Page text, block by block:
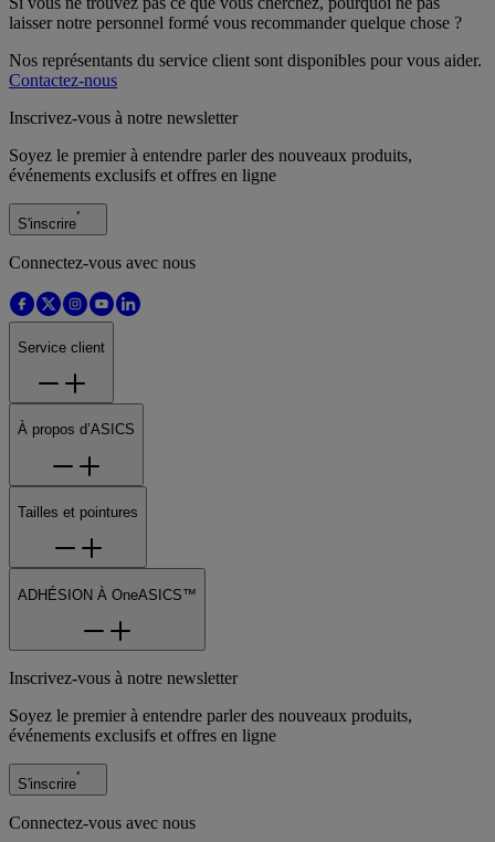
laisser notre personnel formé vous recommander quelque chose ?
Nos représentants du service client sont disponibles pour vous aider.
Contactez-nous
Inscrivez-vous à notre newsletter
Soyez le premier à entendre parler des nouveaux produits,
événements exclusifs et offres en ligne
S'inscrire
Connectez-vous avec nous
Service client
À propos d’ASICS
Tailles et pointures
ADHÉSION À OneASICS™
Inscrivez-vous à notre newsletter
Soyez le premier à entendre parler des nouveaux produits,
événements exclusifs et offres en ligne
S'inscrire
Connectez-vous avec nous